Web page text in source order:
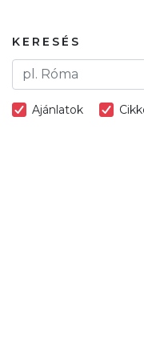
KERESÉS
Ajánlatok